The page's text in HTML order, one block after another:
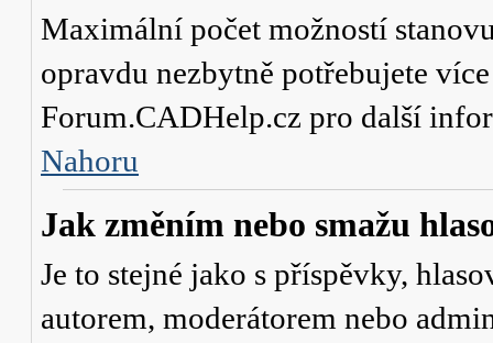
Maximální počet možností
opravdu nezbytně potřebujete
Forum.CADHelp.cz pro další
Nahoru
Jak změním nebo smažu
Je to stejné jako s příspěvky,
autorem, moderátorem nebo